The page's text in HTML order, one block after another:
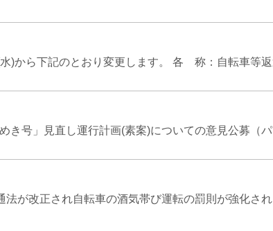
)から下記のとおり変更します。 各 称：自転車等
号」見直し運行計画(素案)についての意見公募（
が改正され自転車の酒気帯び運転の罰則が強化さ